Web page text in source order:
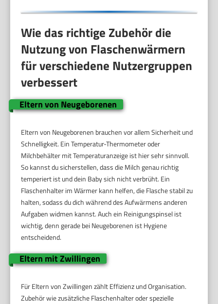
Wie das richtige Zubehör die
Nutzung von Flaschenwärmern
für verschiedene Nutzergruppen
verbessert
Eltern von Neugeborenen
Eltern von Neugeborenen brauchen vor allem Sicherheit und
Schnelligkeit. Ein Temperatur-Thermometer oder
Milchbehälter mit Temperaturanzeige ist hier sehr sinnvoll.
So kannst du sicherstellen, dass die Milch genau richtig
temperiert ist und dein Baby sich nicht verbrüht. Ein
Flaschenhalter im Wärmer kann helfen, die Flasche stabil zu
halten, sodass du dich während des Aufwärmens anderen
Aufgaben widmen kannst. Auch ein Reinigungspinsel ist
wichtig, denn gerade bei Neugeborenen ist Hygiene
entscheidend.
Eltern mit Zwillingen
Für Eltern von Zwillingen zählt Effizienz und Organisation.
Zubehör wie zusätzliche Flaschenhalter oder spezielle